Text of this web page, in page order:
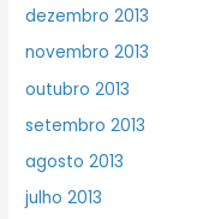
dezembro 2013
novembro 2013
outubro 2013
setembro 2013
agosto 2013
julho 2013